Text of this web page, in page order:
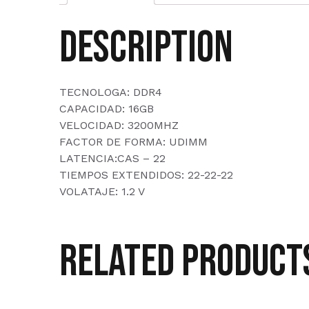
Description
TECNOLOGA: DDR4
CAPACIDAD: 16GB
VELOCIDAD: 3200MHZ
FACTOR DE FORMA: UDIMM
LATENCIA:CAS – 22
TIEMPOS EXTENDIDOS: 22-22-22
VOLATAJE: 1.2 V
Related